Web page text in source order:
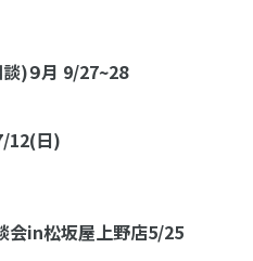
)９月 9/27~28
12(日)
会in松坂屋上野店5/25